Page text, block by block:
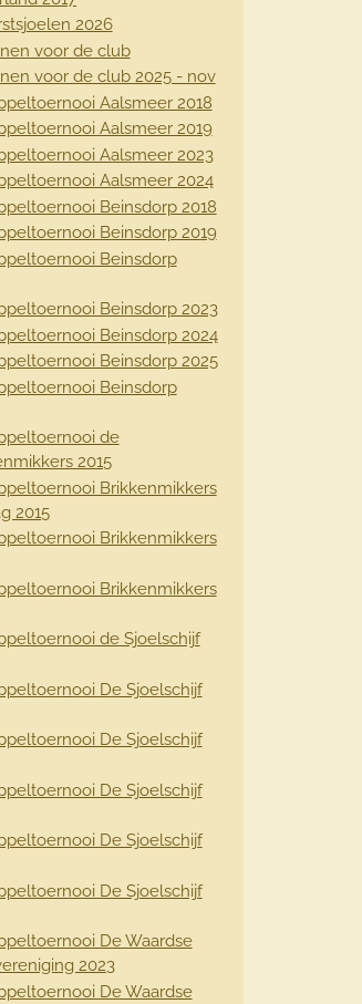
2026
voor de club
voor de club 2025 - nov
Aalsmeer 2018
Aalsmeer 2019
Aalsmeer 2023
Aalsmeer 2024
Beinsdorp 2018
Beinsdorp 2019
Beinsdorp
Beinsdorp 2023
Beinsdorp 2024
Beinsdorp 2025
Beinsdorp
de
2015
Brikkenmikkers
2015
Brikkenmikkers
Brikkenmikkers
de Sjoelschijf
De Sjoelschijf
De Sjoelschijf
De Sjoelschijf
De Sjoelschijf
De Sjoelschijf
De Waardse
2023
De Waardse